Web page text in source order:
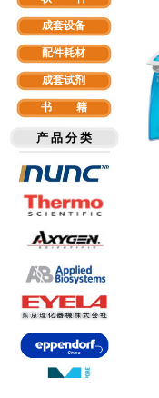
成套设备
配件耗材
成套试剂
书 籍
产 品 分 类